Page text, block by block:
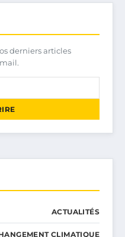
derniers articles
ACTUALITÉS
CLIMATIQUE